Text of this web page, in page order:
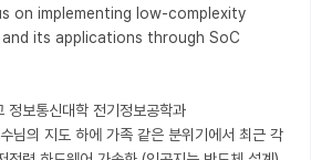
on implementing low-complexity
its applications through SoC
정보통신대학 전기정보공학과
님의 지도 하에 가족 같은 분위기에서 최근 각